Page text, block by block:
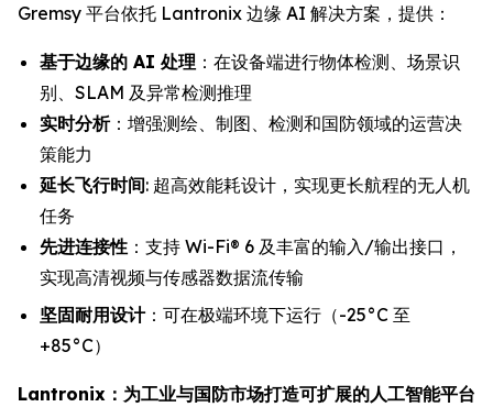
Gremsy 平台依托 Lantronix 边缘 AI 解决方案，提供：
基于边缘的 AI 处理 ：在设备端进行物体检测、场景识
别、SLAM 及异常检测推理
实时分析：增强测绘、制图、检测和国防领域的运营决
策能力
延长飞行时间: 超高效能耗设计，实现更长航程的无人机
任务
先进连接性 ：支持 Wi-Fi® 6 及丰富的输入/输出接口，
实现高清视频与传感器数据流传输
坚固耐用设计：可在极端环境下运行（-25°C 至
+85°C）
Lantronix：为工业与国防市场打造可扩展的人工智能平台